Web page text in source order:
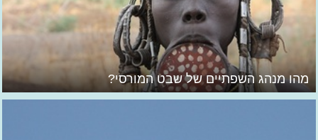
מהו מנהג השפתיים של שבט המורסי?